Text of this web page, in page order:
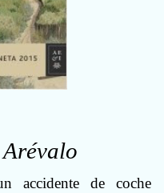
accidente de coche